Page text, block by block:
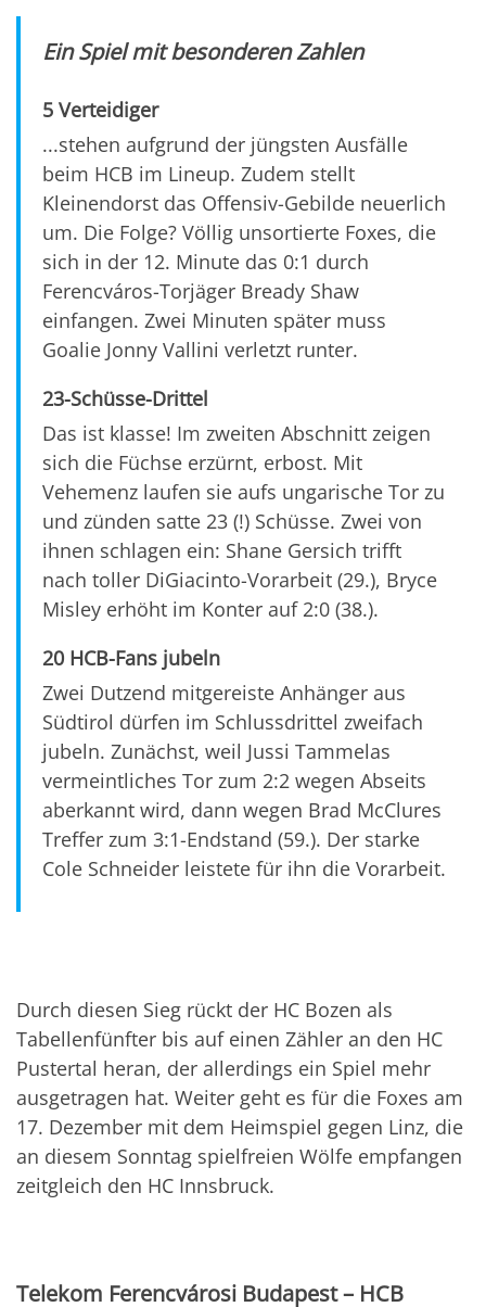
Ein Spiel mit besonderen Zahlen
5 Verteidiger
...stehen aufgrund der jüngsten Ausfälle
beim HCB im Lineup. Zudem stellt
Kleinendorst das Offensiv-Gebilde neuerlich
um. Die Folge? Völlig unsortierte Foxes, die
sich in der 12. Minute das 0:1 durch
Ferencváros-Torjäger Bready Shaw
einfangen. Zwei Minuten später muss
Goalie Jonny Vallini verletzt runter.
23-Schüsse-Drittel
Das ist klasse! Im zweiten Abschnitt zeigen
sich die Füchse erzürnt, erbost. Mit
Vehemenz laufen sie aufs ungarische Tor zu
und zünden satte 23 (!) Schüsse. Zwei von
ihnen schlagen ein: Shane Gersich trifft
nach toller DiGiacinto-Vorarbeit (29.), Bryce
Misley erhöht im Konter auf 2:0 (38.).
20 HCB-Fans jubeln
Zwei Dutzend mitgereiste Anhänger aus
Südtirol dürfen im Schlussdrittel zweifach
jubeln. Zunächst, weil Jussi Tammelas
vermeintliches Tor zum 2:2 wegen Abseits
aberkannt wird, dann wegen Brad McClures
Treffer zum 3:1-Endstand (59.). Der starke
Cole Schneider leistete für ihn die Vorarbeit.
Durch diesen Sieg rückt der HC Bozen als
Tabellenfünfter bis auf einen Zähler an den HC
Pustertal heran, der allerdings ein Spiel mehr
ausgetragen hat. Weiter geht es für die Foxes am
17. Dezember mit dem Heimspiel gegen Linz, die
an diesem Sonntag spielfreien Wölfe empfangen
zeitgleich den HC Innsbruck.
Telekom Ferencvárosi Budapest – HCB